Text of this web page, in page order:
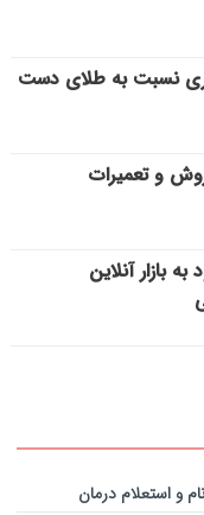
نسبت به طلای دست
و تعمیرات
بازار آنلاین
و استعلام درمان